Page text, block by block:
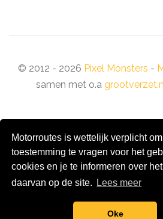
Motorroutes is wettelijk verplicht
toestemming te vragen voor het
cookies en je te informeren over
daarvan op de site.
Lees meer
Oke
© 2012 - 2026 Pixel Monsters -
samen met o.a